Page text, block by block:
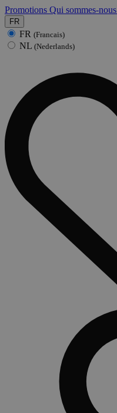
Promotions Qui sommes-nous
FR
FR (Francais)
NL (Nederlands)